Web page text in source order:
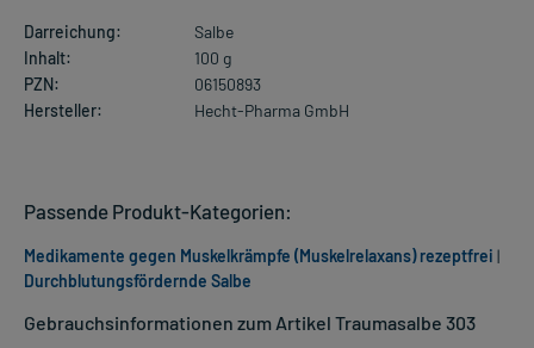
Darreichung:
Salbe
Inhalt:
100 g
PZN:
06150893
Hersteller:
Hecht-Pharma GmbH
Gebrauchsinformationen zum Artikel Traumasalbe 303
Passende Produkt-Kategorien:
Medikamente gegen Muskelkrämpfe (Muskelrelaxans) rezeptfrei |
Durchblutungsfördernde Salbe